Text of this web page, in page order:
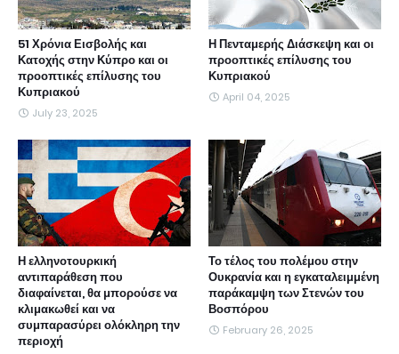
51 Χρόνια Εισβολής και
Κατοχής στην Κύπρο και οι
προοπτικές επίλυσης του
Κυπριακού
July 23, 2025
Η Πενταμερής Διάσκεψη και οι
προοπτικές επίλυσης του
Κυπριακού
April 04, 2025
Η ελληνοτουρκική
αντιπαράθεση που
διαφαίνεται, θα μπορούσε να
κλιμακωθεί και να
συμπαρασύρει ολόκληρη την
περιοχή
Το τέλος του πολέμου στην
Ουκρανία και η εγκαταλειμμένη
παράκαμψη των Στενών του
Βοσπόρου
February 26, 2025